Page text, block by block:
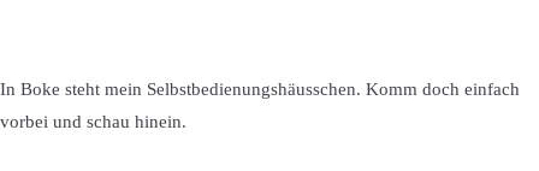
In Boke steht mein Selbstbedienungshäusschen. Komm doch einfach
vorbei und schau hinein.